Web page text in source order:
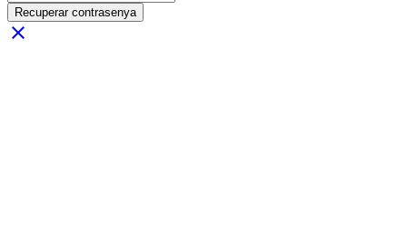
Recuperar contrasenya
close